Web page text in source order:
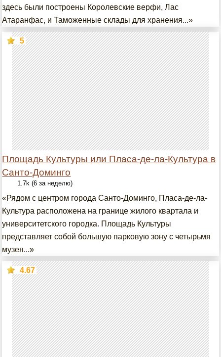
здесь были построены Королевские верфи, Лас
Атаранфас, и Таможенные склады для хранения...»
Площадь Культуры или Пласа-де-ла-Культура в
Санто-Доминго
5
1.7k (6 за неделю)
«Рядом с центром города Санто-Доминго, Пласа-де-ла-
Культура расположена на границе жилого квартала и
университетского городка. Площадь Культуры
представляет собой большую парковую зону с четырьмя
музея...»
4.67